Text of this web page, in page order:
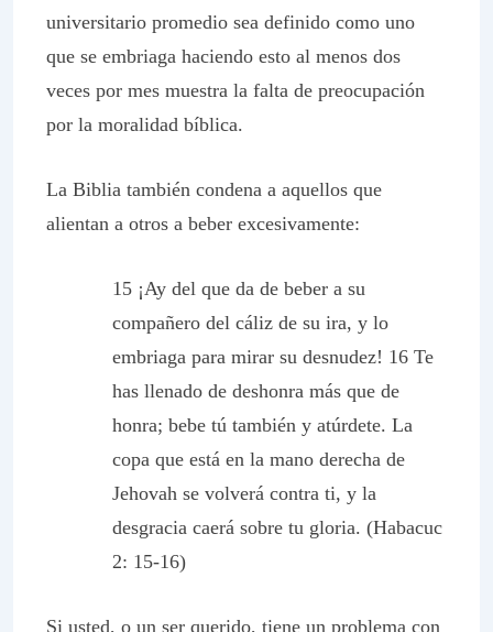
universitario promedio sea definido como uno
que se embriaga haciendo esto al menos dos
veces por mes muestra la falta de preocupación
por la moralidad bíblica.
La Biblia también condena a aquellos que
alientan a otros a beber excesivamente:
15 ¡Ay del que da de beber a su
compañero del cáliz de su ira, y lo
embriaga para mirar su desnudez! 16 Te
has llenado de deshonra más que de
honra; bebe tú también y atúrdete. La
copa que está en la mano derecha de
Jehovah se volverá contra ti, y la
desgracia caerá sobre tu gloria. (Habacuc
2: 15-16)
Si usted, o un ser querido, tiene un problema con